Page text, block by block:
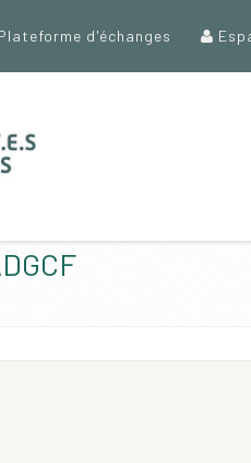
d'échanges